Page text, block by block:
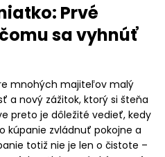
Prvé
sa vyhnúť
mnohých majiteľov malý
a nový zážitok, ktorý si šteňa
preto je dôležité vedieť, kedy
kúpanie zvládnuť pokojne a
totiž nie je len o čistote –